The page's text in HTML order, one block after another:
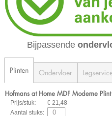
Bijpassende
Plinten Ondervloer
Hofmans at Home MDF Moderne
Prijs/stuk:
€ 21,48
Aantal stuks: